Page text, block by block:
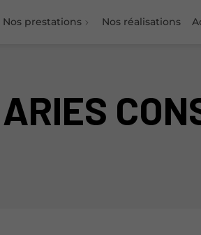
Nos prestations Nos réalisations